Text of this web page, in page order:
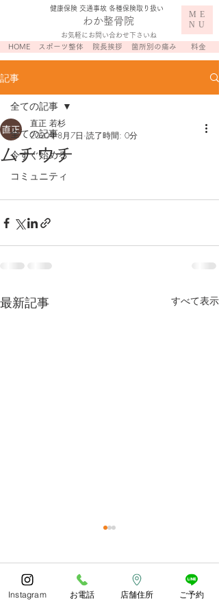
お気軽にお問い合わせ下さいね
わか整骨院
​健康保険 交通事故 各種保険取り扱い
ME
NU
スポーツ整体 院長挨拶 箇所別の痛み
HOME 料金
記事
全ての記事
今すぐ始める
コミュニティ
全ての記事
ムチウチ
直正 若杉
2020年8月7日 読了時間: 0分
最新記事 すべて表示
あっとゆう間の1年でしたね
皆様どのようにお過ごしでし
コメント
Instagram お電話 店舗住所 ご予約